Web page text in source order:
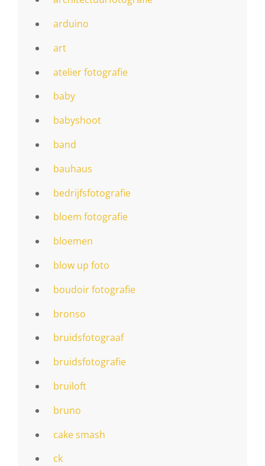
arduino
art
atelier fotografie
baby
babyshoot
band
bauhaus
bedrijfsfotografie
bloem fotografie
bloemen
blow up foto
boudoir fotografie
bronso
bruidsfotograaf
bruidsfotografie
bruiloft
bruno
cake smash
ck